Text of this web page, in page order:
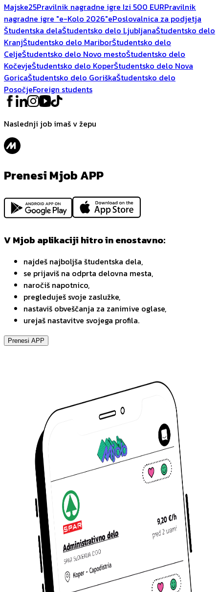
Majske25Pravilnik nagradne igre Izi 500 EURPravilnik
nagradne igre "e-Kolo 2026"ePoslovalnica za podjetja
Študentska delaŠtudentsko delo LjubljanaŠtudentsko delo
KranjŠtudentsko delo MariborŠtudentsko delo
CeljeŠtudentsko delo Novo mestoŠtudentsko delo
KočevjeŠtudentsko delo KoperŠtudentsko delo Nova
GoricaŠtudentsko delo GoriškaŠtudentsko delo
PosočjeForeign students
Naslednji job imaš v žepu
Prenesi Mjob APP
V Mjob aplikaciji hitro in enostavno:
najdeš najboljša študentska dela,
se prijaviš na odprta delovna mesta,
naročiš napotnico,
pregleduješ svoje zaslužke,
nastaviš obveščanja za zanimive oglase,
urejaš nastavitve svojega profila.
Prenesi APP